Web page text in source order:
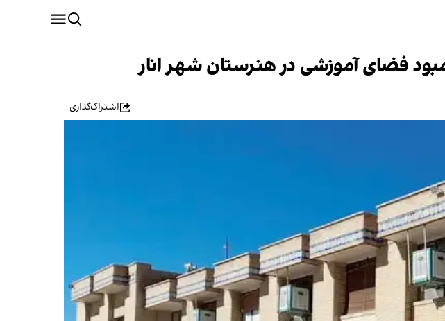
فضای آموزشی در هنرستان شهر انار
اشتراک‌گذاری